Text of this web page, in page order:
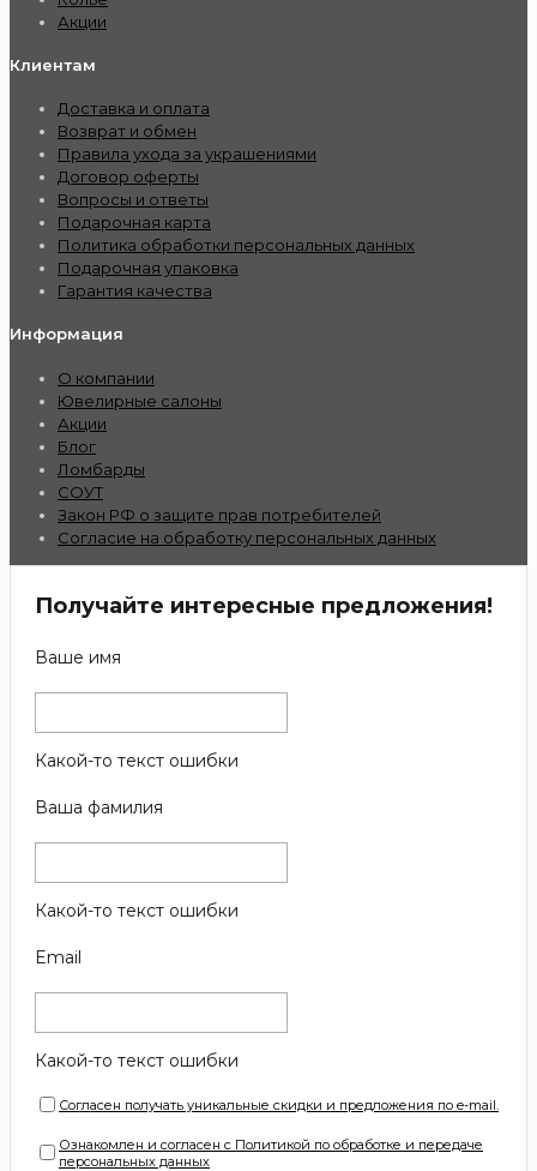
Акции
Клиентам
Доставка и оплата
Возврат и обмен
Правила ухода за украшениями
Договор оферты
Вопросы и ответы
Подарочная карта
Политика обработки персональных данных
Подарочная упаковка
Гарантия качества
Информация
О компании
Ювелирные салоны
Акции
Блог
Ломбарды
СОУТ
Закон РФ о защите прав потребителей
Согласие на обработку персональных данных
Получайте интересные предложения!
Ваше имя
Какой-то текст ошибки
Ваша фамилия
Какой-то текст ошибки
Email
Какой-то текст ошибки
Согласен получать уникальные скидки и предложения по e-mail.
Ознакомлен и согласен с Политикой по обработке и передаче
персональных данных